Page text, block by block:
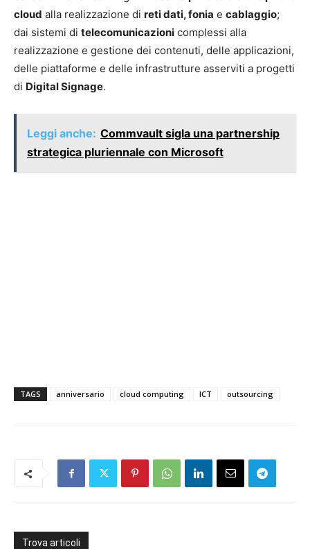
cloud alla realizzazione di reti dati, fonia e cablaggio;
dai sistemi di telecomunicazioni complessi alla
realizzazione e gestione dei contenuti, delle applicazioni,
delle piattaforme e delle infrastrutture asserviti a progetti
di Digital Signage.
Leggi anche: Commvault sigla una partnership
strategica pluriennale con Microsoft
TAGS anniversario cloud computing ICT outsourcing
Trova articoli